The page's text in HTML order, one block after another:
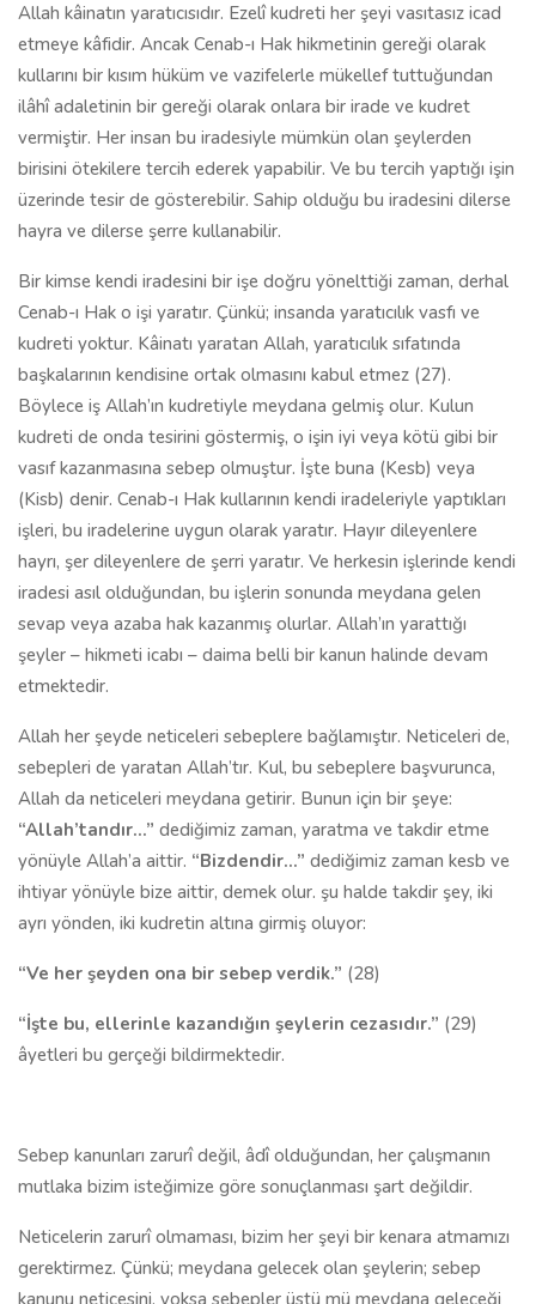
Allah kâinatın yaratıcısıdır. Ezelî kudreti her şeyi vasıtasız icad
etmeye kâfidir. Ancak Cenab-ı Hak hikmetinin gereği olarak
kullarını bir kısım hüküm ve vazifelerle mükellef tuttuğundan
ilâhî adaletinin bir gereği olarak onlara bir irade ve kudret
vermiştir. Her insan bu iradesiyle mümkün olan şeylerden
birisini ötekilere tercih ederek yapabilir. Ve bu tercih yaptığı işin
üzerinde tesir de gösterebilir. Sahip olduğu bu iradesini dilerse
hayra ve dilerse şerre kullanabilir.
Bir kimse kendi iradesini bir işe doğru yönelttiği zaman, derhal
Cenab-ı Hak o işi yaratır. Çünkü; insanda yaratıcılık vasfı ve
kudreti yoktur. Kâinatı yaratan Allah, yaratıcılık sıfatında
başkalarının kendisine ortak olmasını kabul etmez (27).
Böylece iş Allah’ın kudretiyle meydana gelmiş olur. Kulun
kudreti de onda tesirini göstermiş, o işin iyi veya kötü gibi bir
vasıf kazanmasına sebep olmuştur. İşte buna (Kesb) veya
(Kisb) denir. Cenab-ı Hak kullarının kendi iradeleriyle yaptıkları
işleri, bu iradelerine uygun olarak yaratır. Hayır dileyenlere
hayrı, şer dileyenlere de şerri yaratır. Ve herkesin işlerinde kendi
iradesi asıl olduğundan, bu işlerin sonunda meydana gelen
sevap veya azaba hak kazanmış olurlar. Allah’ın yarattığı
şeyler – hikmeti icabı – daima belli bir kanun halinde devam
etmektedir.
Allah her şeyde neticeleri sebeplere bağlamıştır. Neticeleri de,
sebepleri de yaratan Allah’tır. Kul, bu sebeplere başvurunca,
Allah da neticeleri meydana getirir. Bunun için bir şeye:
“Allah’tandır…” dediğimiz zaman, yaratma ve takdir etme
yönüyle Allah’a aittir. “Bizdendir…” dediğimiz zaman kesb ve
ihtiyar yönüyle bize aittir, demek olur. şu halde takdir şey, iki
ayrı yönden, iki kudretin altına girmiş oluyor:
“Ve her şeyden ona bir sebep verdik.” (28)
“İşte bu, ellerinle kazandığın şeylerin cezasıdır.” (29)
âyetleri bu gerçeği bildirmektedir.
Sebep kanunları zarurî değil, âdî olduğundan, her çalışmanın
mutlaka bizim isteğimize göre sonuçlanması şart değildir.
Neticelerin zarurî olmaması, bizim her şeyi bir kenara atmamızı
gerektirmez. Çünkü; meydana gelecek olan şeylerin; sebep
kanunu neticesini, yoksa sebepler üstü mü meydana geleceği